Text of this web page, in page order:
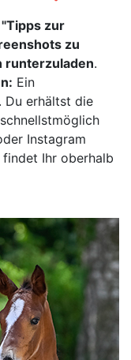
"Tipps zur
zu
runterzuladen.
Ein
Du erhältst die
Instagram
Ihr oberhalb